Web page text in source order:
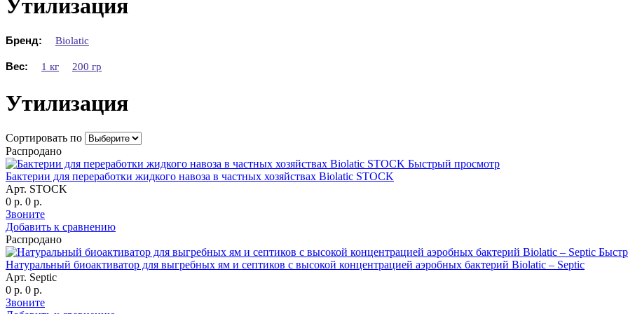
Утилизация
Бренд: Biolatic
Вес: 1 кг 200 гр
Утилизация
Сортировать по
Распродано
Быстрый просмотр
Бактерии для переработки жидкого навоза в частных хозяйствах Biolatic STOCK
Арт. STOCK
0 р. 0 р.
Звоните
Добавить к сравнению
Распродано
Натуральный биоактиватор для выгребных ям и септиков с высокой концентрацией аэробных бактерий Biolatic – Septic
Арт. Septic
0 р. 0 р.
Звоните